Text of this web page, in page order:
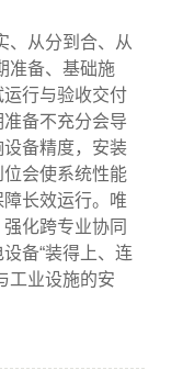
、从分到合、从
准备、基础施
行与验收交付
备不充分会导
备精度，安装
会使系统性能
长效运行。唯
化跨专业协同
备“装得上、连
工业设施的安